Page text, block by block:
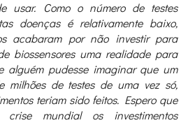
usar. Como o número de testes
doenças é relativamente baixo,
acabaram por não investir para
biossensores uma realidade para
alguém pudesse imaginar que um
milhões de testes de uma vez só,
teriam sido feitos. Espero que
mundial os investimentos